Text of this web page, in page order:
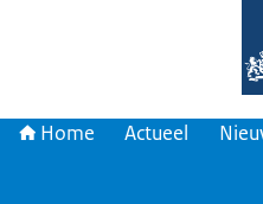
Home Actueel